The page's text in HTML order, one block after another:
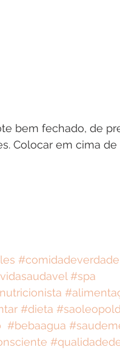
bem fechado, de
Colocar em cima de
#comidadeverdade
#spa
#dieta
#bebaagua